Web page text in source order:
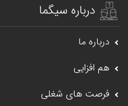
درباره سیگما
درباره ما
هم افزایی
فرصت های شغلی